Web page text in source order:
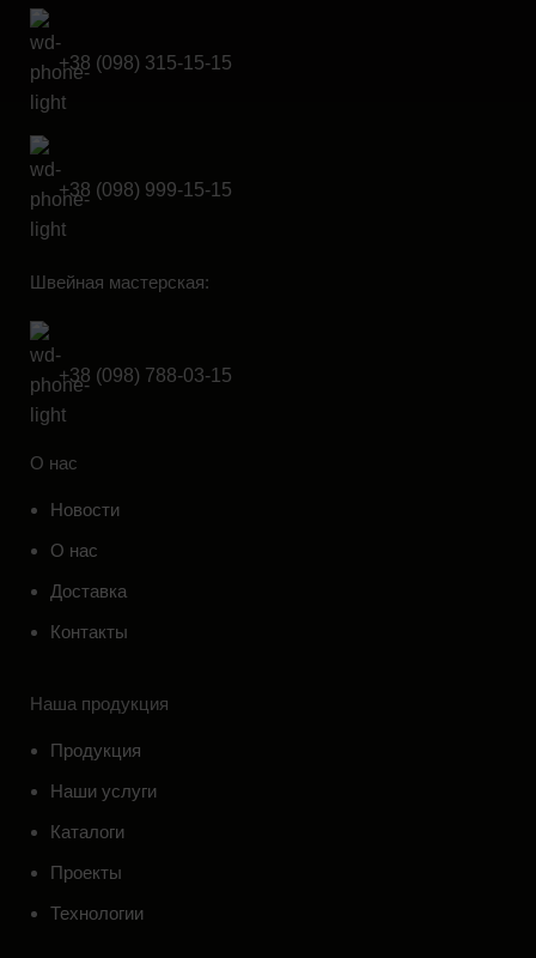
+38 (098) 315-15-15
+38 (098) 999-15-15
Швейная мастерская:
+38 (098) 788-03-15
О нас
Новости
О нас
Доставка
Контакты
Наша продукция
Продукция
Наши услуги
Каталоги
Проекты
Технологии